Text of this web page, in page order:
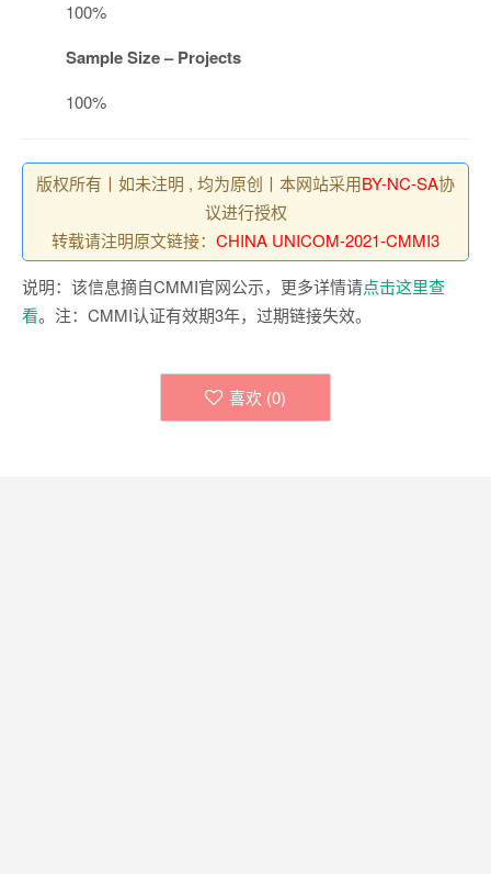
100%
Sample Size – Projects
100%
版权所有丨如未注明 , 均为原创丨本网站采用BY-NC-SA协
议进行授权
转载请注明原文链接： CHINA UNICOM-2021-CMMI3
说明：该信息摘自CMMI官网公示，更多详情请点击这里查
看。注：CMMI认证有效期3年，过期链接失效。
喜欢 (0)